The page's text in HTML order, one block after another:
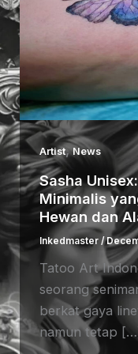
Artist,News
Sasha
Minimalis
Hewan dan
Inkedmaster /
Tatoo Art
seorang
berkat gaya
namun tetap